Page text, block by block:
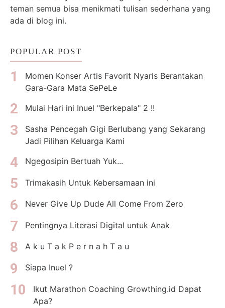
teman semua bisa menikmati tulisan sederhana yang
ada di blog ini.
POPULAR POST
Momen Konser Artis Favorit Nyaris Berantakan
Gara-Gara Mata SePeLe
Mulai Hari ini Inuel "Berkepala" 2 !!
Sasha Pencegah Gigi Berlubang yang Sekarang
Jadi Pilihan Keluarga Kami
Ngegosipin Bertuah Yuk...
Trimakasih Untuk Kebersamaan ini
Never Give Up Dude All Come From Zero
Pentingnya Literasi Digital untuk Anak
A k u T a k P e r n a h T a u
Siapa Inuel ?
Ikut Marathon Coaching Growthing.id Dapat
Apa?